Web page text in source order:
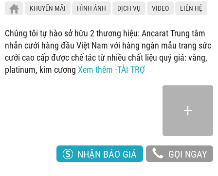
KHUYẾN MÃI HÌNH ẢNH DỊCH VỤ VIDEO LIÊN HỆ
Chúng tôi tự hào sở hữu 2 thương hiệu: Ancarat Trung tâm
nhẫn cưới hàng đầu Việt Nam với hàng ngàn mẫu trang sức
cưới cao cấp được chế tác từ nhiều chất liệu quý giá: vàng,
platinum, kim cương Xem thêm ∙TÀI TRỢ
NHẬN BÁO GIÁ GỌI NGAY